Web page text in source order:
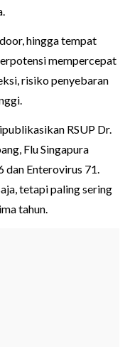
hingga tempat
mempercepat
risiko penyebaran
RSUP Dr.
Flu Singapura
dan Enterovirus 71.
tetapi paling sering
tahun.